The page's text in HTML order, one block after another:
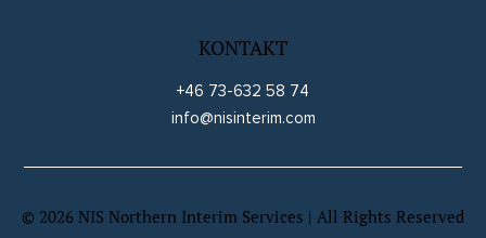
© 2026 NIS Northern Interim Services | All Rights Reserved
KONTAKT
+46 73-632 58 74
info@nisinterim.com